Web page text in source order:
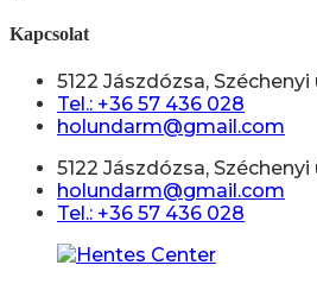
Kapcsolat
5122 Jászdózsa, Széchenyi
Tel.: +36 57 436 028
holundarm@gmail.com
5122 Jászdózsa, Széchenyi
holundarm@gmail.com
Tel.: +36 57 436 028